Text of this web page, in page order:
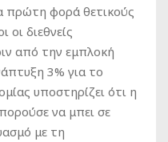
πρώτη φορά θετικούς
οι διεθνείς
από την εμπλοκή
3% για το
υποστηρίζει ότι η
να μπει σε
με τη